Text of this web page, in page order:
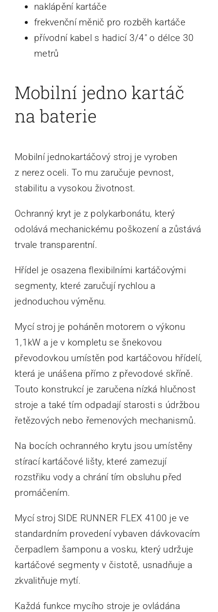
naklápění kartáče
frekvenční měnič pro rozběh kartáče
přívodní kabel s hadicí 3/4″ o délce 30
metrů
Mobilní jedno kartáč
na baterie
Mobilní jednokartáčový stroj je vyroben
z nerez oceli. To mu zaručuje pevnost,
stabilitu a vysokou životnost.
Ochranný kryt je z polykarbonátu, který
odolává mechanickému poškození a zůstává
trvale transparentní.
Hřídel je osazena flexibilními kartáčovými
segmenty, které zaručují rychlou a
jednoduchou výměnu.
Mycí stroj je poháněn motorem o výkonu
1,1kW a je v kompletu se šnekovou
převodovkou umístěn pod kartáčovou hřídelí,
která je unášena přímo z převodové skříně.
Touto konstrukcí je zaručena nízká hlučnost
stroje a také tím odpadají starosti s údržbou
řetězových nebo řemenových mechanismů.
Na bocích ochranného krytu jsou umístěny
stírací kartáčové lišty, které zamezují
rozstřiku vody a chrání tím obsluhu před
promáčením.
Mycí stroj SIDE RUNNER FLEX 4100 je ve
standardním provedení vybaven dávkovacím
čerpadlem šamponu a vosku, který udržuje
kartáčové segmenty v čistotě, usnadňuje a
zkvalitňuje mytí.
Každá funkce mycího stroje je ovládána